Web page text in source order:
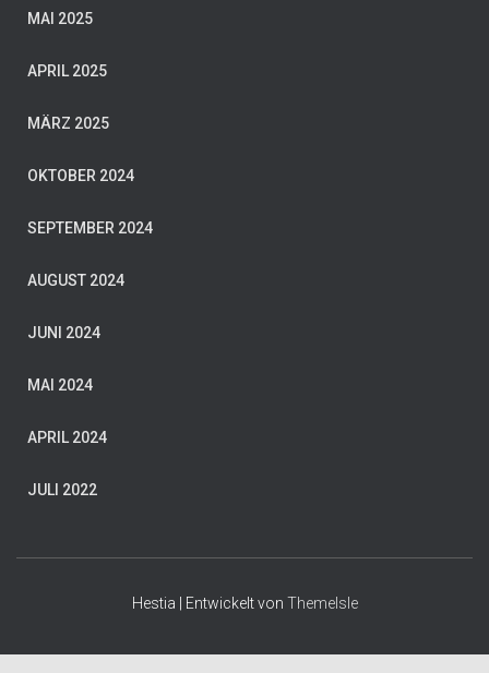
MAI 2025
APRIL 2025
MÄRZ 2025
OKTOBER 2024
SEPTEMBER 2024
AUGUST 2024
JUNI 2024
MAI 2024
APRIL 2024
JULI 2022
Hestia | Entwickelt von ThemeIsle